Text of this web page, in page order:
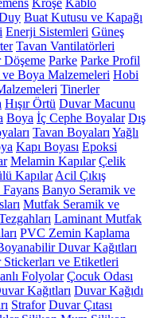
Kroşe Kablo
Buat Kutusu ve Kapağı
Enerji Sistemleri Güneş
Tavan Vantilatörleri
Döşeme Parke Parke Profil
Boya Malzemeleri Hobi
Tinerler
Hışır Örtü Duvar Macunu
Boya İç Cephe Boyalar Dış
Tavan Boyaları Yağlı
Kapı Boyası Epoksi
Melamin Kapılar Çelik
Kapılar Acil Çıkış
Banyo Seramik ve
Mutfak Seramik ve
Laminant Mutfak
PVC Zemin Kaplama
Duvar Kağıtları
ve Etiketleri
Folyolar Çocuk Odası
Kağıtları Duvar Kağıdı
Strafor Duvar Çıtası